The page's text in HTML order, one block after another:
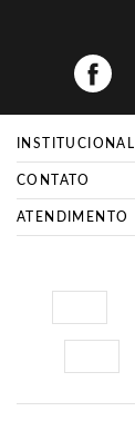
INSTITUCIONAL
CONTATO
ATENDIMENTO